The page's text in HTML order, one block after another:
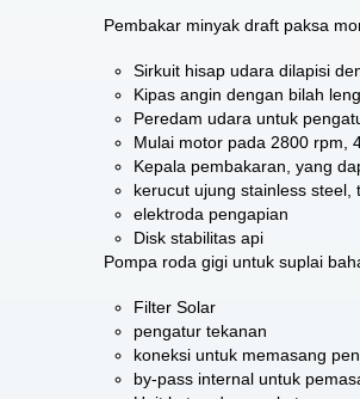
Pembakar minyak draft paksa
Sirkuit hisap udara dilapisi
Kipas angin dengan bilah
Peredam udara untuk
Mulai motor pada 2800 rpm,
Kepala pembakaran, yang
kerucut ujung stainless
elektroda pengapian
Disk stabilitas api
Pompa roda gigi untuk suplai
Filter Solar
pengatur tekanan
koneksi untuk memasang
by-pass internal untuk